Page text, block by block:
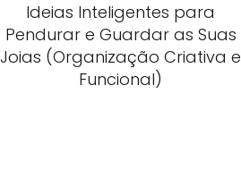
Ideias Inteligentes para
Pendurar e Guardar as Suas
Joias (Organização Criativa e
Funcional)